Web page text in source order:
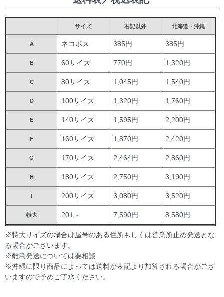
サイズ 右記以外 北海道・沖縄
A ネコポス 385円 385円
B 60サイズ 770円 1,320円
C 80サイズ 1,045円 1,540円
D 100サイズ 1,320円 1,760円
E 140サイズ 1,595円 2,200円
F 160サイズ 1,870円 2,420円
G 170サイズ 2,464円 2,860円
H 180サイズ 2,750円 3,190円
I 200サイズ 3,080円 3,520円
特大 201～ 7,590円 8,580円
※特大サイズの場合は屋号のある住所もしくは営業所止め発送とな
る場合がございます。
※離島発送については要相談
※沖縄に限り商品によっては送料が表記より加算される場合がござ
いますので予めご了承ください。